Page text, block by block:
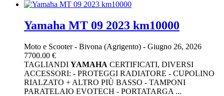
Yamaha MT 09 2023 km10000
Moto e Scooter- Bivona (Agrigento) - Giugno 26, 2026
7700.00 €
TAGLIANDI YAMAHA CERTIFICATI, DIVERSI
ACCESSORI: - PROTEGGI RADIATORE - CUPOLINO
RIALZATO + ALTRO PIÙ BASSO - TAMPONI
PARATELAIO EVOTECH - PORTATARGA ...